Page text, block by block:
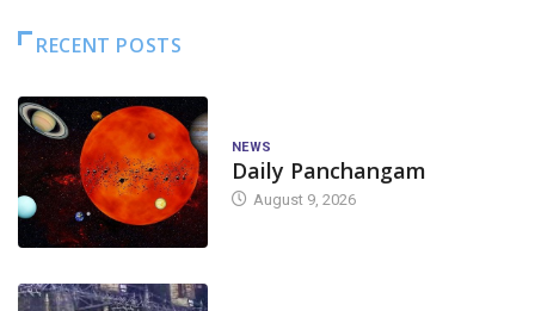
RECENT POSTS
NEWS
Daily Panchangam
August 9, 2026